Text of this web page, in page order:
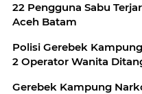
22 Pengguna Sabu
Aceh Batam
Polisi Gerebek
2 Operator Wanita
Gerebek Kampung